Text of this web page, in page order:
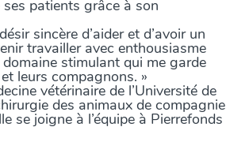
patients grâce à son
sincère d’aider et d’avoir un
travailler avec enthousiasme
stimulant qui me garde
leurs compagnons. »
vétérinaire de l’Université de
des animaux de compagnie
se joigne à l’équipe à Pierrefonds